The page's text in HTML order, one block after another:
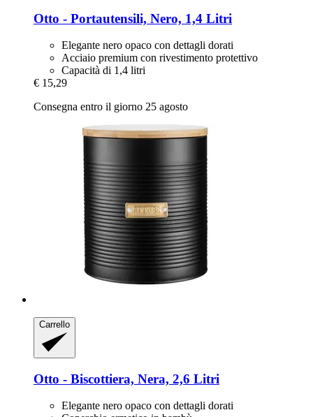
Otto -​ Portautensili, Nero, 1,4 Litri
Elegante nero opaco con dettagli dorati
Acciaio premium con rivestimento protettivo
Capacità di 1,4 litri
€ 15,29
Consegna entro il giorno 25 agosto
Carrello
Otto -​ Biscottiera, Nera, 2,6 Litri
Elegante nero opaco con dettagli dorati